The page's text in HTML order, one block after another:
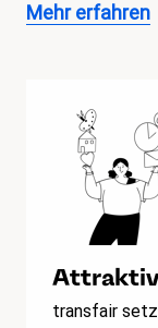
Mehr erfahren
transfair